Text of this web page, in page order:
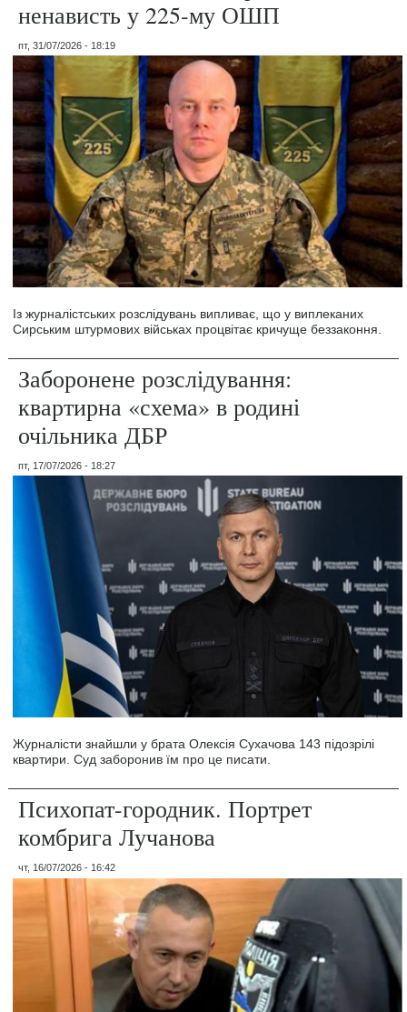
ненависть у 225-му ОШП
пт, 31/07/2026 - 18:19
Із журналістських розслідувань випливає, що у виплеканих
Сирським штурмових військах процвітає кричуще беззаконня.
Заборонене розслідування:
квартирна «схема» в родині
очільника ДБР
пт, 17/07/2026 - 18:27
Журналісти знайшли у брата Олексія Сухачова 143 підозрілі
квартири. Суд заборонив їм про це писати.
Психопат-городник. Портрет
комбрига Лучанова
чт, 16/07/2026 - 16:42